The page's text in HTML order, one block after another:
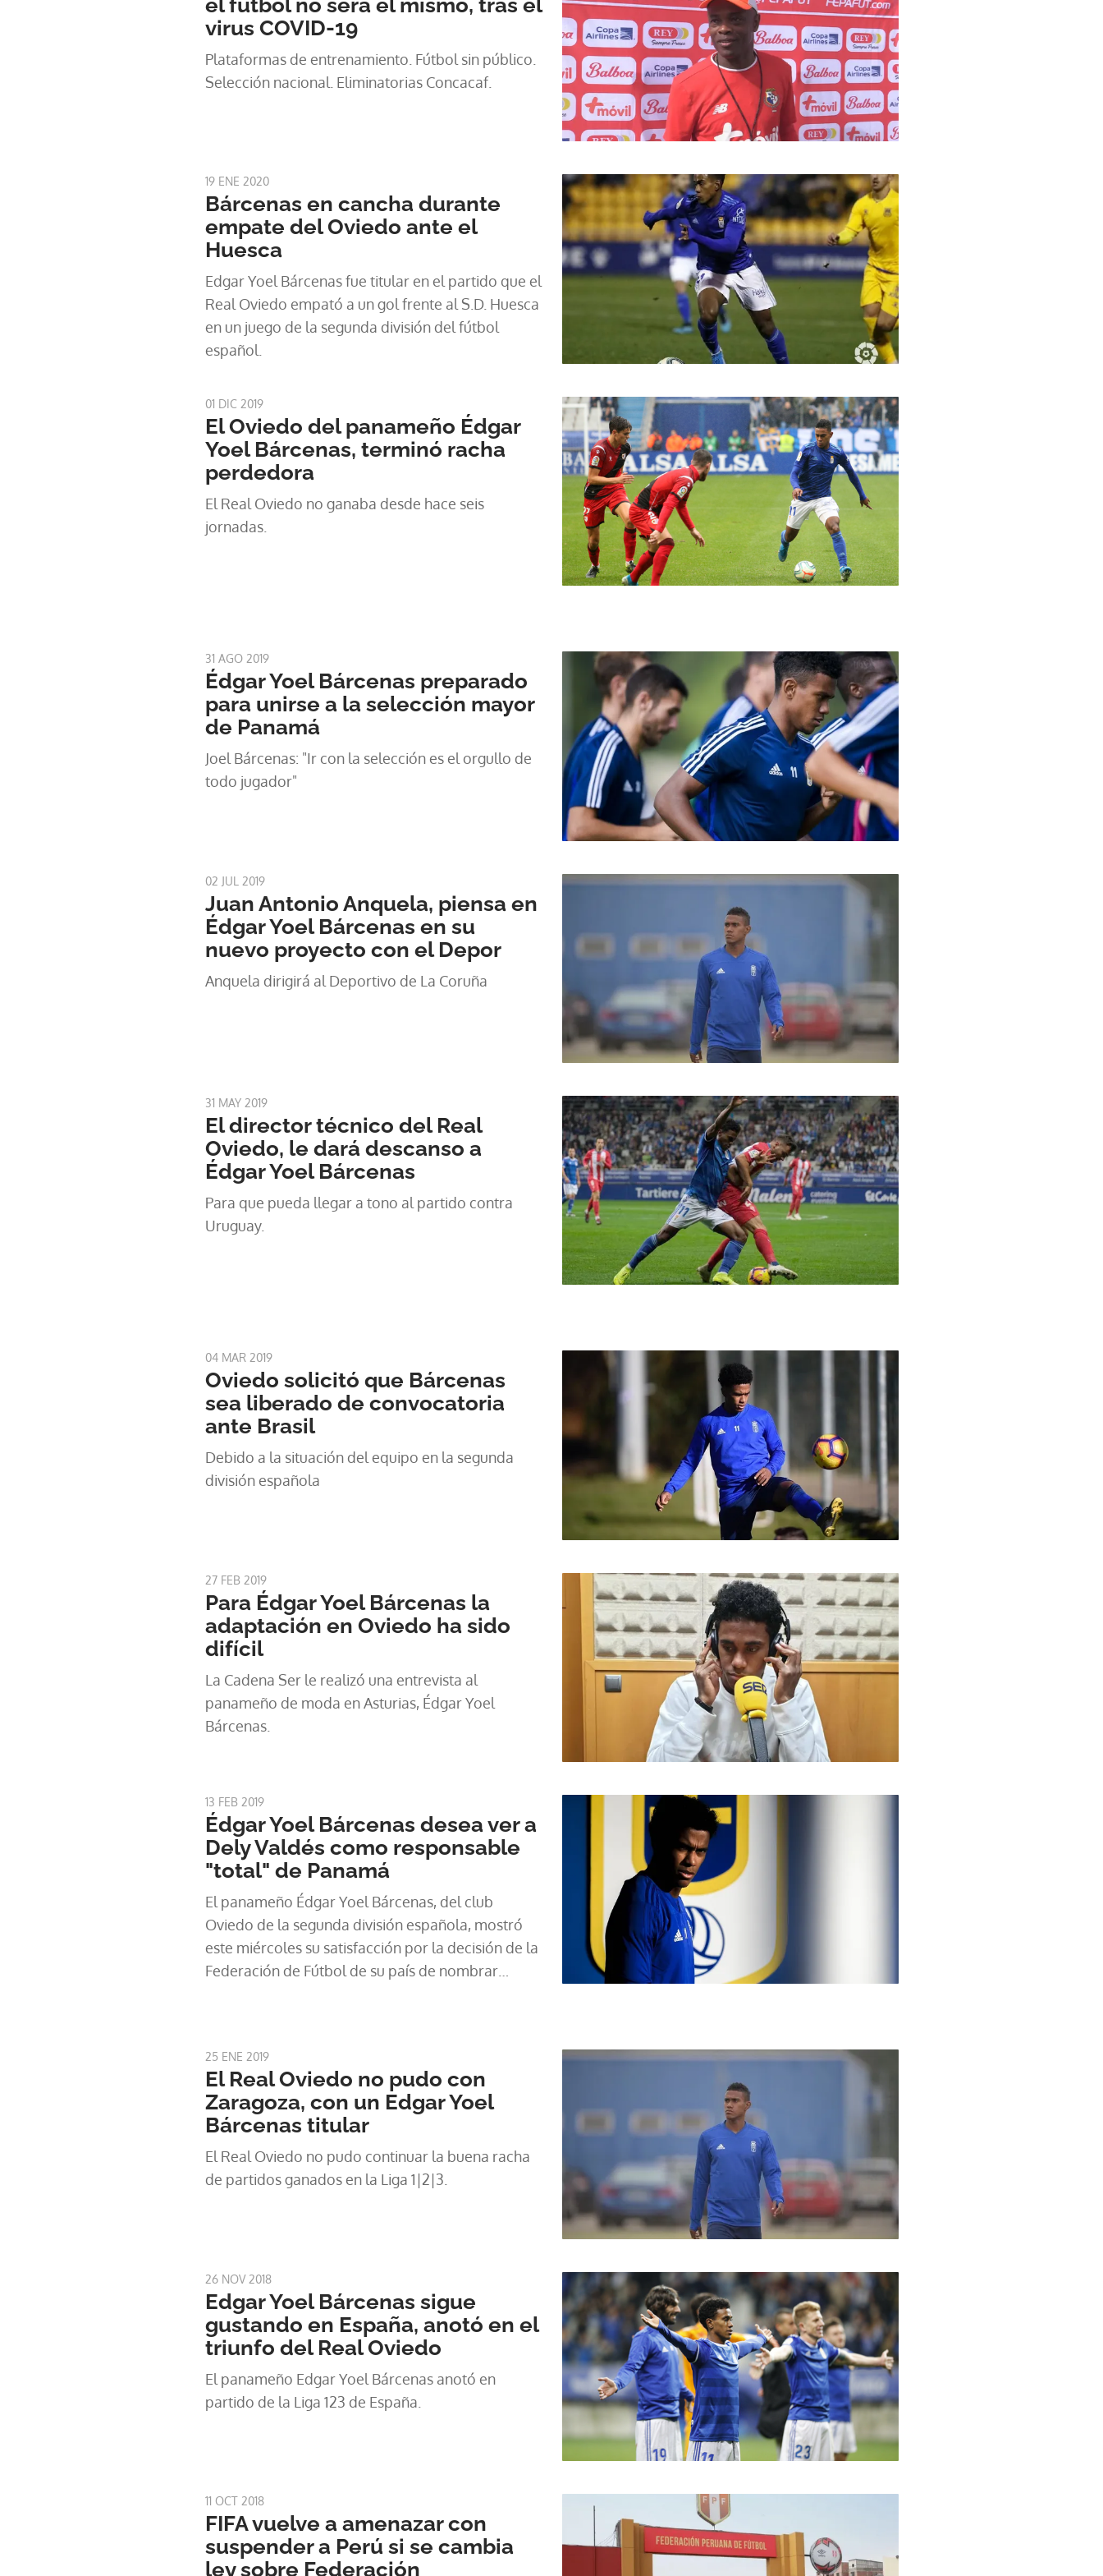
el fútbol no será el mismo, tras el
virus COVID-19
Plataformas de entrenamiento. Fútbol sin público.
Selección nacional. Eliminatorias Concacaf.
19 ENE 2020
Bárcenas en cancha durante
empate del Oviedo ante el
Huesca
Edgar Yoel Bárcenas fue titular en el partido que el
Real Oviedo empató a un gol frente al S.D. Huesca
en un juego de la segunda división del fútbol
español.
01 DIC 2019
El Oviedo del panameño Édgar
Yoel Bárcenas, terminó racha
perdedora
El Real Oviedo no ganaba desde hace seis
jornadas.
31 AGO 2019
Édgar Yoel Bárcenas preparado
para unirse a la selección mayor
de Panamá
Joel Bárcenas: "Ir con la selección es el orgullo de
todo jugador"
02 JUL 2019
Juan Antonio Anquela, piensa en
Édgar Yoel Bárcenas en su
nuevo proyecto con el Depor
Anquela dirigirá al Deportivo de La Coruña
31 MAY 2019
El director técnico del Real
Oviedo, le dará descanso a
Édgar Yoel Bárcenas
Para que pueda llegar a tono al partido contra
Uruguay.
04 MAR 2019
Oviedo solicitó que Bárcenas
sea liberado de convocatoria
ante Brasil
Debido a la situación del equipo en la segunda
división española
27 FEB 2019
Para Édgar Yoel Bárcenas la
adaptación en Oviedo ha sido
difícil
La Cadena Ser le realizó una entrevista al
panameño de moda en Asturias, Édgar Yoel
Bárcenas.
13 FEB 2019
Édgar Yoel Bárcenas desea ver a
Dely Valdés como responsable
"total" de Panamá
El panameño Édgar Yoel Bárcenas, del club
Oviedo de la segunda división española, mostró
este miércoles su satisfacción por la decisión de la
Federación de Fútbol de su país de nombrar
25 ENE 2019
El Real Oviedo no pudo con
Zaragoza, con un Edgar Yoel
Bárcenas titular
El Real Oviedo no pudo continuar la buena racha
de partidos ganados en la Liga 1|2|3.
26 NOV 2018
Edgar Yoel Bárcenas sigue
gustando en España, anotó en el
triunfo del Real Oviedo
El panameño Edgar Yoel Bárcenas anotó en
partido de la Liga 123 de España.
11 OCT 2018
FIFA vuelve a amenazar con
suspender a Perú si se cambia
ley sobre Federación